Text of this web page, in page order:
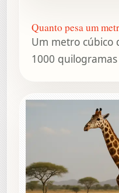
Quanto pesa um
Um metro cúbico
1000